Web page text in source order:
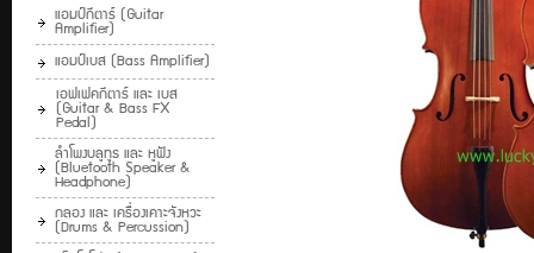
แอมป์กีตาร์ (Guitar
Amplifier)
แอมป์เบส (Bass Amplifier)
เอฟเฟคกีตาร์ และ เบส
(Guitar & Bass FX
Pedal)
ลำโพงบลูทูธ และ หูฟัง
(Bluetooth Speaker &
Headphone)
กลอง และ เครื่องเคาะจังหวะ
(Drums & Percussion)